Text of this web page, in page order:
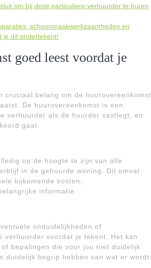
om bij deze particuliere verhuurder te huren
schoonmaakwerkzaamheden en
je dit ondertekent!
goed leest voordat je
belang om de huurovereenkomst
De huurovereenkomst is een
verhuurder als de huurder vastlegt, en
gaat.
op de hoogte te zijn van alle
in de gehuurde woning. Dit omvat
bijkomende kosten,
informatie.
onduidelijkheden of
verhuurder voordat je tekent. Het kan
bepalingen die voor jou niet duidelijk
duidelijk begrip hebben van wat er wordt